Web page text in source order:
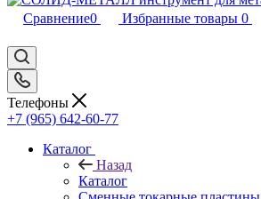
Сравнение0 Избранные товары 0
Телефоны
+7 (965) 642-60-77
Каталог
Назад
Каталог